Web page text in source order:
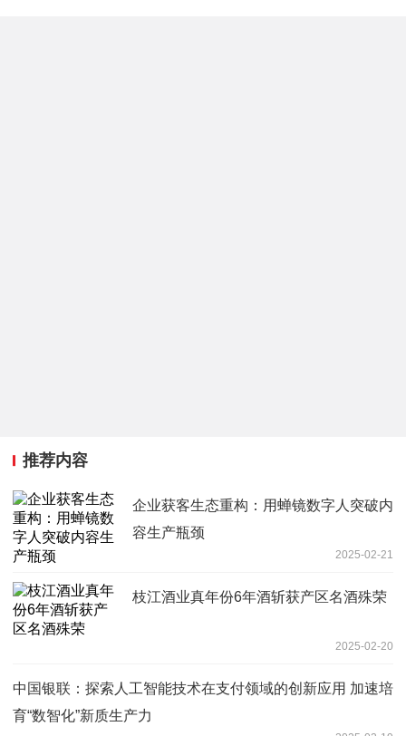
推荐内容
企业获客生态重构：用蝉镜数字人突破内
容生产瓶颈
2025-02-21
枝江酒业真年份6年酒斩获产区名酒殊荣
2025-02-20
中国银联：探索人工智能技术在支付领域的创新应用 加速培
育“数智化”新质生产力